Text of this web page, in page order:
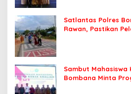
Satlantas Polres
Rawan, Pastikan
Sambut Mahasiswa
Bombana Minta